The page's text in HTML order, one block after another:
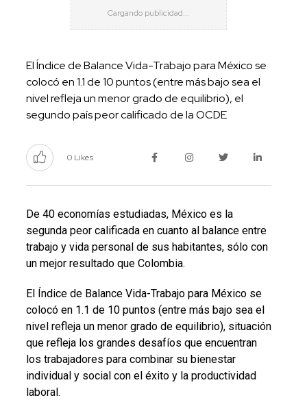
El Índice de Balance Vida-Trabajo para México se
colocó en 1.1 de 10 puntos (entre más bajo sea el
nivel refleja un menor grado de equilibrio), el
segundo país peor calificado de la OCDE
0 Likes
De 40 economías estudiadas, México es la
segunda peor calificada en cuanto al balance entre
trabajo y vida personal de sus habitantes, sólo con
un mejor resultado que Colombia.
El Índice de Balance Vida-Trabajo para México se
colocó en 1.1 de 10 puntos (entre más bajo sea el
nivel refleja un menor grado de equilibrio), situación
que refleja los grandes desafíos que encuentran
los trabajadores para combinar su bienestar
individual y social con el éxito y la productividad
laboral.